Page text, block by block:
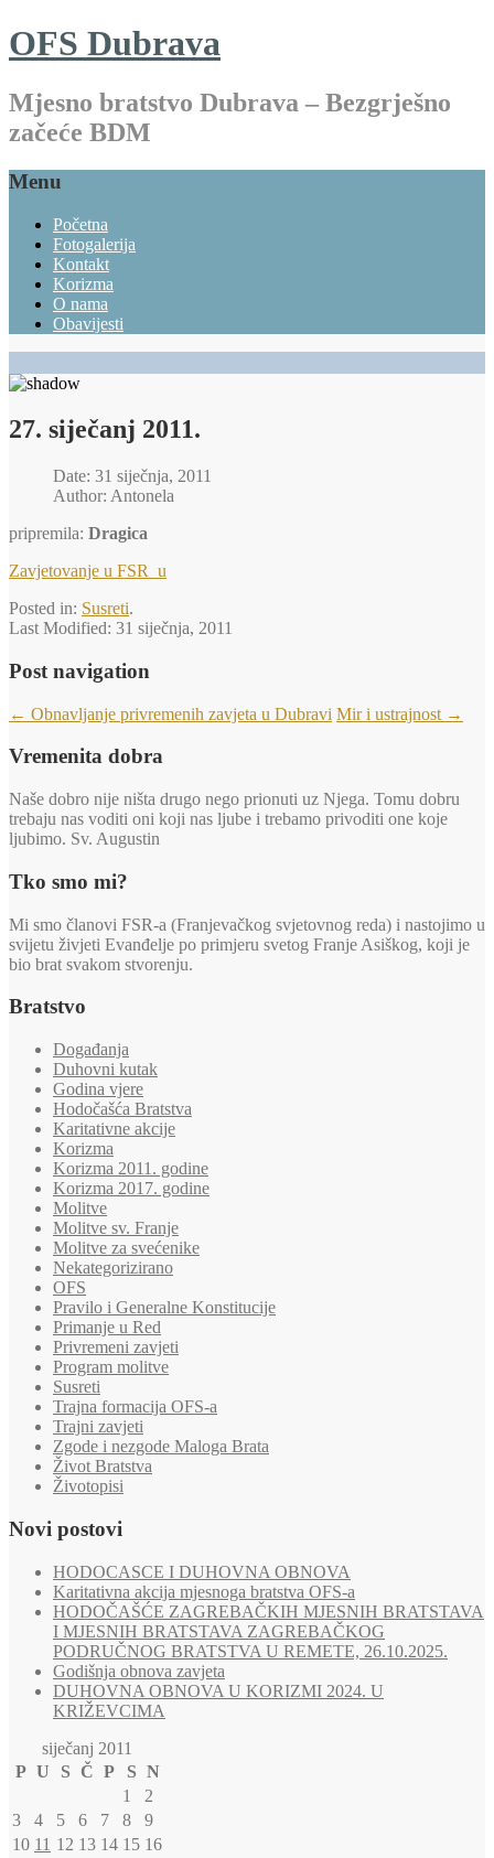
OFS Dubrava
Mjesno bratstvo Dubrava – Bezgrješno
začeće BDM
Menu
Početna
Fotogalerija
Kontakt
Korizma
O nama
Obavijesti
27. siječanj 2011.
Date: 31 siječnja, 2011
Author: Antonela
pripremila: Dragica
Zavjetovanje u FSR_u
Posted in: Susreti.
Last Modified: 31 siječnja, 2011
Post navigation
← Obnavljanje privremenih zavjeta u Dubravi Mir i ustrajnost →
Vremenita dobra
Naše dobro nije ništa drugo nego prionuti uz Njega. Tomu dobru
trebaju nas voditi oni koji nas ljube i trebamo privoditi one koje
ljubimo. Sv. Augustin
Tko smo mi?
Mi smo članovi FSR-a (Franjevačkog svjetovnog reda) i nastojimo u
svijetu živjeti Evanđelje po primjeru svetog Franje Asiškog, koji je
bio brat svakom stvorenju.
Bratstvo
Događanja
Duhovni kutak
Godina vjere
Hodočašća Bratstva
Karitativne akcije
Korizma
Korizma 2011. godine
Korizma 2017. godine
Molitve
Molitve sv. Franje
Molitve za svećenike
Nekategorizirano
OFS
Pravilo i Generalne Konstitucije
Primanje u Red
Privremeni zavjeti
Program molitve
Susreti
Trajna formacija OFS-a
Trajni zavjeti
Zgode i nezgode Maloga Brata
Život Bratstva
Životopisi
Novi postovi
HODOCASCE I DUHOVNA OBNOVA
Karitativna akcija mjesnoga bratstva OFS-a
HODOČAŠĆE ZAGREBAČKIH MJESNIH BRATSTAVA
I MJESNIH BRATSTAVA ZAGREBAČKOG
PODRUČNOG BRATSTVA U REMETE, 26.10.2025.
Godišnja obnova zavjeta
DUHOVNA OBNOVA U KORIZMI 2024. U
KRIŽEVCIMA
siječanj 2011
P U S Č P S N
1
2
3
4 5 6 7 8
9
10 11 12 13 14 15 16